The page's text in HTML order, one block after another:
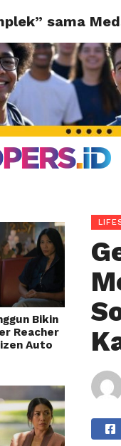
sama
Bikin
Reacher
Auto